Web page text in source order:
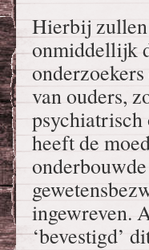
Hierbij
onmiddellijk
van ouders,
psychiatrisch
heeft de
ingewreven.
‘bevestigd’